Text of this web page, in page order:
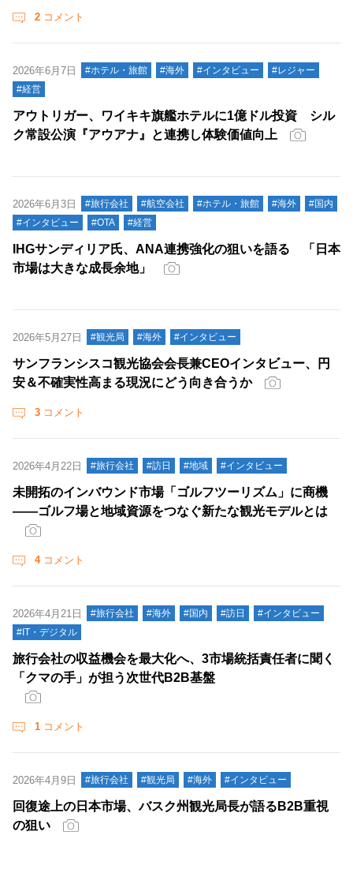
2 コメント
2026年6月7日 #ホテル・旅館 #海外 #インタビュー
#レジャー
#経営
アウトリガー、ワイキキ旗艦ホテルに1億ドル投資 シル
ク常設公演『アウアナ』と連携し体験価値向上
2026年6月3日 #旅行会社 #航空会社 #ホテル・旅館 #海外
#国内
#インタビュー
#OTA #経営
IHGサンディリア氏、ANA連携強化の狙いを語る 「日本
市場は大きな成長余地」
2026年5月27日 #観光局 #海外 #インタビュー
サンフランシスコ観光協会会長兼CEOインタビュー、円
安＆不確実性高まる現況にどう向き合うか
3 コメント
2026年4月22日 #旅行会社 #訪日 #地域 #インタビュー
未開拓のインバウンド市場「ゴルフツーリズム」に商機
――ゴルフ場と地域資源をつなぐ新たな観光モデルとは
4コメント
2026年4月21日 #旅行会社 #海外 #国内 #訪日
#インタビュー
#IT・デジタル
旅行会社の収益機会を最大化へ、3市場統括責任者に聞く
「クマの手」が担う次世代B2B基盤
1 コメント
2026年4月9日 #旅行会社 #観光局 #海外 #インタビュー
回復途上の日本市場、バスク州観光局長が語るB2B重視
の狙い